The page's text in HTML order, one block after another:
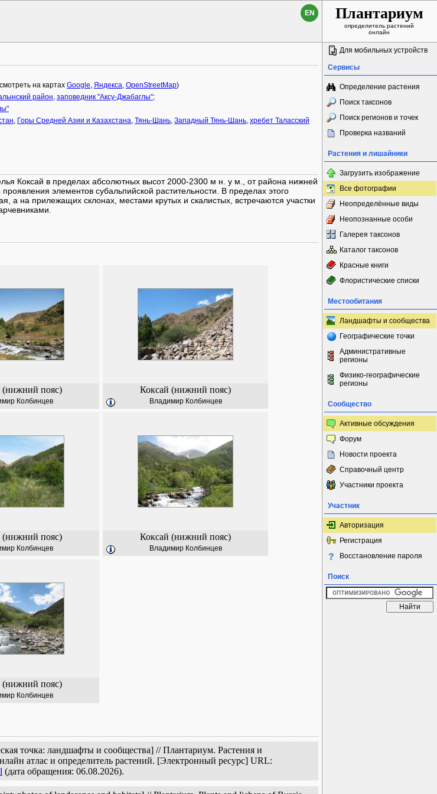
EN Плантариум
определитель растений
онлайн
на картах Google, Яндекса, OpenStreetMap)
район, заповедник "Аксу-Джабаглы";
, Горы Средней Азии и Казахстана, Тянь-Шань, Западный Тянь-Шань, хребет Таласский
Коксай в пределах абсолютных высот 2000-2300 м н. у м., от района нижней
элементов субальпийской растительности. В пределах этого
а на прилежащих склонах, местами крутых и скалистых, встречаются участки
(нижний пояс)
Колбинцев
Коксай (нижний пояс)
Владимир Колбинцев
(нижний пояс)
Колбинцев
Коксай (нижний пояс)
Владимир Колбинцев
(нижний пояс)
Колбинцев
точка: ландшафты и сообщества] // Плантариум. Растения и
атлас и определитель растений. [Электронный ресурс] URL:
(дата обращения: 06.08.2026).
Для мобильных устройств
Сервисы
Определение растения
Поиск таксонов
Поиск регионов и точек
Проверка названий
Растения и лишайники
Загрузить изображение
Все фотографии
Неопределённые виды
Неопознанные особи
Галерея таксонов
Каталог таксонов
Красные книги
Флористические списки
Местообитания
Ландшафты и сообщества
Географические точки
Административные
регионы
Физико-географические
регионы
Сообщество
Активные обсуждения
Форум
Новости проекта
Справочный центр
Участники проекта
Участник
Авторизация
Регистрация
Восстановление пароля
Поиск